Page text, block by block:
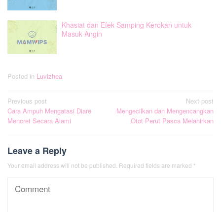
Khasiat dan Efek Samping Kerokan untuk
Masuk Angin
Posted in Luvizhea
Post
navigation
Previous post
Cara Ampuh Mengatasi Diare
Mencret Secara Alami
Next post
Mengecilkan dan Mengencangkan
Otot Perut Pasca Melahirkan
Leave a Reply
Your email address will not be published. Required fields are marked *